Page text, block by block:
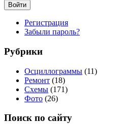
Войти
Регистрация
Забыли пароль?
Рубрики
Осциллограммы (11)
Ремонт (18)
Схемы (171)
Фото (26)
Поиск по сайту